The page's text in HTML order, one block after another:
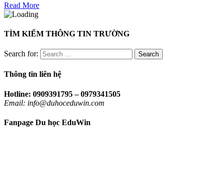
Read More
TÌM KIẾM THÔNG TIN TRƯỜNG
Search for:
Thông tin liên hệ
Hotline: 0909391795 – 0979341505
Email: info@duhoceduwin.com
Fanpage Du học EduWin